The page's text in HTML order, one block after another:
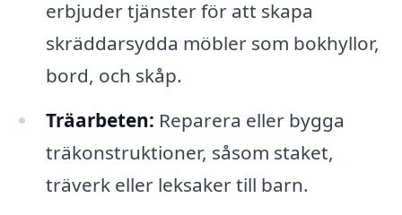
erbjuder tjänster för att skapa
skräddarsydda möbler som bokhyllor,
bord, och skåp.
Träarbeten: Reparera eller bygga
träkonstruktioner, såsom staket,
träverk eller leksaker till barn.